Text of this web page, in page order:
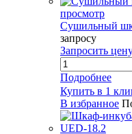
просмотр
Сушильный
запросу
Запросить
Подробнее
Купить в 1
В избранное